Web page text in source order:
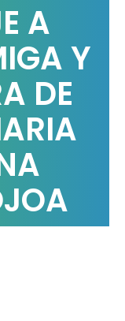
A
Y
DE